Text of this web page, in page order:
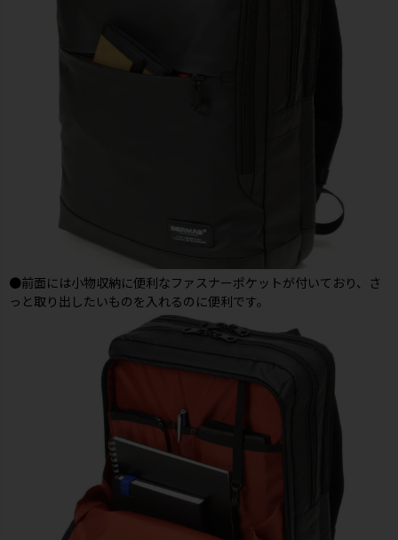
●前面には小物収納に便利なファスナーポケットが付いており、さ
っと取り出したいものを入れるのに便利です。